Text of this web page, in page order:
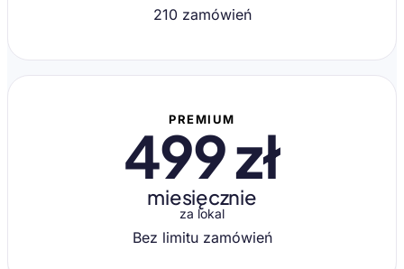
210 zamówień
PREMIUM
499 zł
miesięcznie
za lokal
Bez limitu zamówień